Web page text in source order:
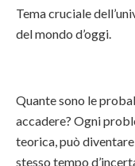
Tema cruciale
del mondo d’oggi.
Quante sono le
accadere? Ogni
teorica, può
stesso tempo